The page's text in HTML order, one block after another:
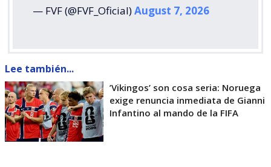
— FVF (@FVF_Oficial)August 7, 2026
Lee también...
’Vikingos’ son cosa seria: Noruega
exige renuncia inmediata de Gianni
Infantino al mando de la FIFA